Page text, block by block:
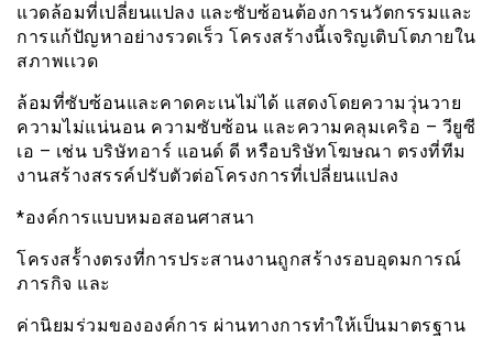
แวดล้อมที่เปลี่ยนแปลง และซับซ้อนต้องการนวัตกรรมและ
การแก้ปัญหาอย่างรวดเร็ว โครงสร้างนี้เจริญเติบโตภายใน
สภาพเเวด
ล้อมที่ซับซ้อนและคาดคะเนไม่ได้ แสดงโดยความวุ่นวาย
ความไม่แน่นอน ความซับซ้อน และความคลุมเคริอ – วียูซี
เอ – เช่น บริษัทอาร์ แอนด์ ดี หรือบริษัทโฆษณา ตรงที่ทีม
งานสร้างสรรค์ปรับตัวต่อโครงการที่เปลี่ยนแปลง
*องค์การแบบหมอสอนศาสนา
โครงสร้้างตรงที่การประสานงานถูกสร้างรอบอุดมการณ์
ภารกิจ และ
ค่านิยมร่วมขององค์การ ผ่านทางการทำให้เป็นมาตรฐาน